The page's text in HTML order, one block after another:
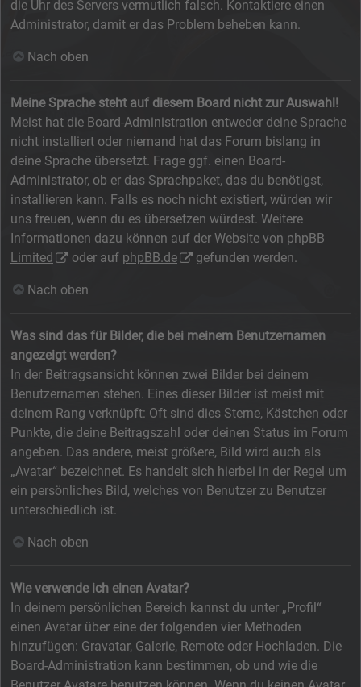
die Uhr des Servers vermutlich falsch. Kontaktiere einen
Administrator, damit er das Problem beheben kann.
Nach oben
Meine Sprache steht auf diesem Board nicht zur Auswahl!
Meist hat die Board-Administration entweder deine Sprache
nicht installiert oder niemand hat das Forum bislang in
deine Sprache übersetzt. Frage ggf. einen Board-
Administrator, ob er das Sprachpaket, das du benötigst,
installieren kann. Falls es noch nicht existiert, würden wir
uns freuen, wenn du es übersetzen würdest. Weitere
Informationen dazu können auf der Website von phpBB
Limited
oder auf phpBB.de gefunden werden.
Nach oben
Was sind das für Bilder, die bei meinem Benutzernamen
angezeigt werden?
In der Beitragsansicht können zwei Bilder bei deinem
Benutzernamen stehen. Eines dieser Bilder ist meist mit
deinem Rang verknüpft: Oft sind dies Sterne, Kästchen oder
Punkte, die deine Beitragszahl oder deinen Status im Forum
angeben. Das andere, meist größere, Bild wird auch als
„Avatar“ bezeichnet. Es handelt sich hierbei in der Regel um
ein persönliches Bild, welches von Benutzer zu Benutzer
unterschiedlich ist.
Nach oben
Wie verwende ich einen Avatar?
In deinem persönlichen Bereich kannst du unter „Profil“
einen Avatar über eine der folgenden vier Methoden
hinzufügen: Gravatar, Galerie, Remote oder Hochladen. Die
Board-Administration kann bestimmen, ob und wie die